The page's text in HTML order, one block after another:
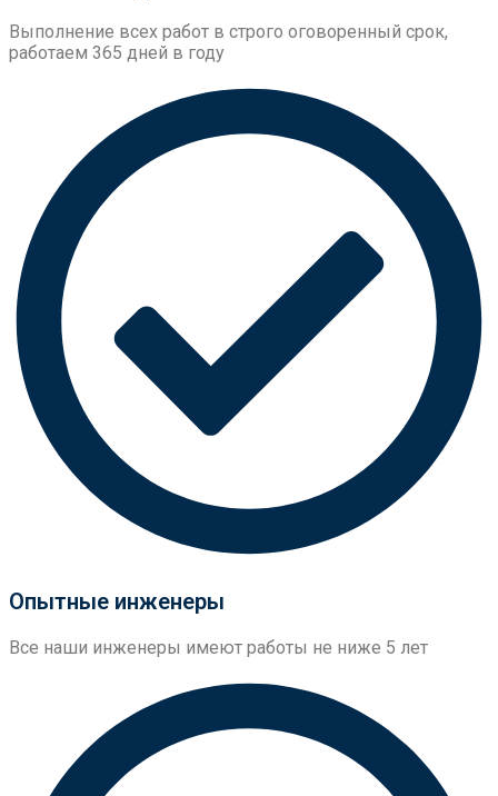
Выполнение всех работ в строго оговоренный срок,
работаем 365 дней в году
Опытные инженеры
Все наши инженеры имеют работы не ниже 5 лет